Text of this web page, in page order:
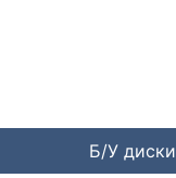
Б/У диски